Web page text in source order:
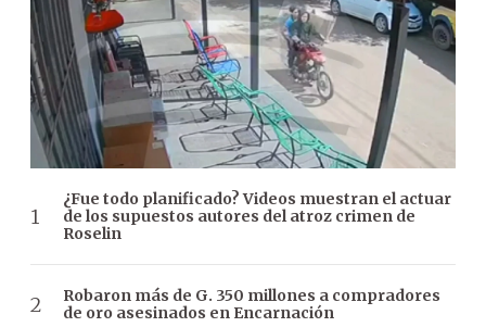
¿Fue todo planificado? Videos muestran el actuar
de los supuestos autores del atroz crimen de
Roselin
Robaron más de G. 350 millones a compradores
de oro asesinados en Encarnación